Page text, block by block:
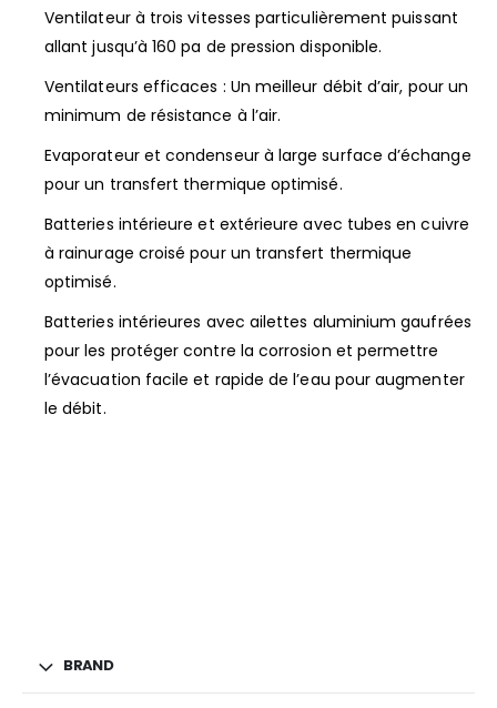
Ventilateur à trois vitesses particulièrement puissant
allant jusqu’à 160 pa de pression disponible.
Ventilateurs efficaces : Un meilleur débit d’air, pour un
minimum de résistance à l’air.
Evaporateur et condenseur à large surface d’échange
pour un transfert thermique optimisé.
Batteries intérieure et extérieure avec tubes en cuivre
à rainurage croisé pour un transfert thermique
optimisé.
Batteries intérieures avec ailettes aluminium gaufrées
pour les protéger contre la corrosion et permettre
l’évacuation facile et rapide de l’eau pour augmenter
le débit.
BRAND